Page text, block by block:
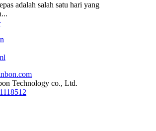
adalah salah satu hari yang
Technology co., Ltd.